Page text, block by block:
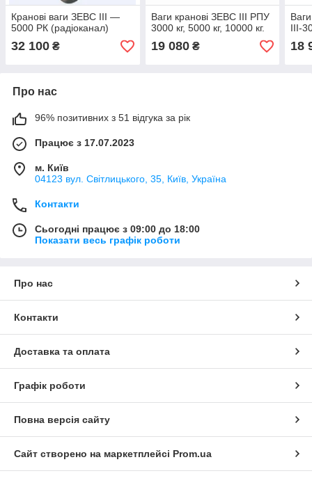
Кранові ваги ЗЕВС III —
5000 РК (радіоканал)
32 100 ₴
Ваги кранові ЗЕВС III РПУ
3000 кг, 5000 кг, 10000 кг.
19 080₴
ІІІ-
18
Про нас
96% позитивних з 51 відгука за рік
Працює з 17.07.2023
м. Київ
04123 вул. Світлицького, 35, Київ, Україна
Контакти
Сьогодні працює з 09:00 до 18:00
Показати весь графік роботи
Про нас
Контакти
Доставка та оплата
Графік роботи
Повна версія сайту
Сайт створено на маркетплейсі Prom.ua